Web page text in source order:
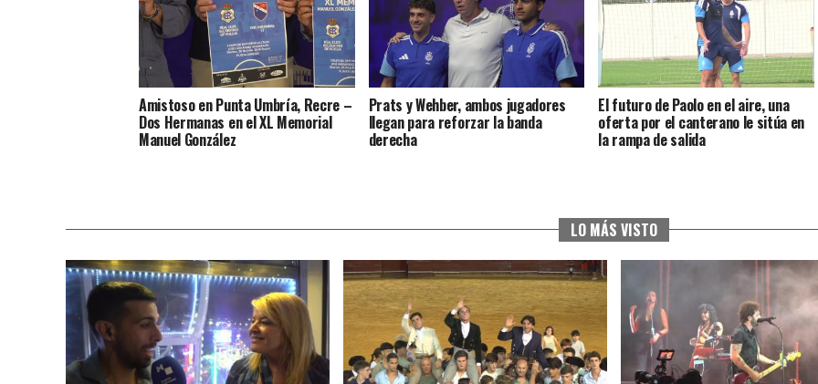
Amistoso en Punta Umbría, Recre –
Dos Hermanas en el XL Memorial
Manuel González
Prats y Wehber, ambos jugadores
llegan para reforzar la banda
derecha
El futuro de Paolo en el aire, una
oferta por el canterano le sitúa en
la rampa de salida
LO MÁS VISTO